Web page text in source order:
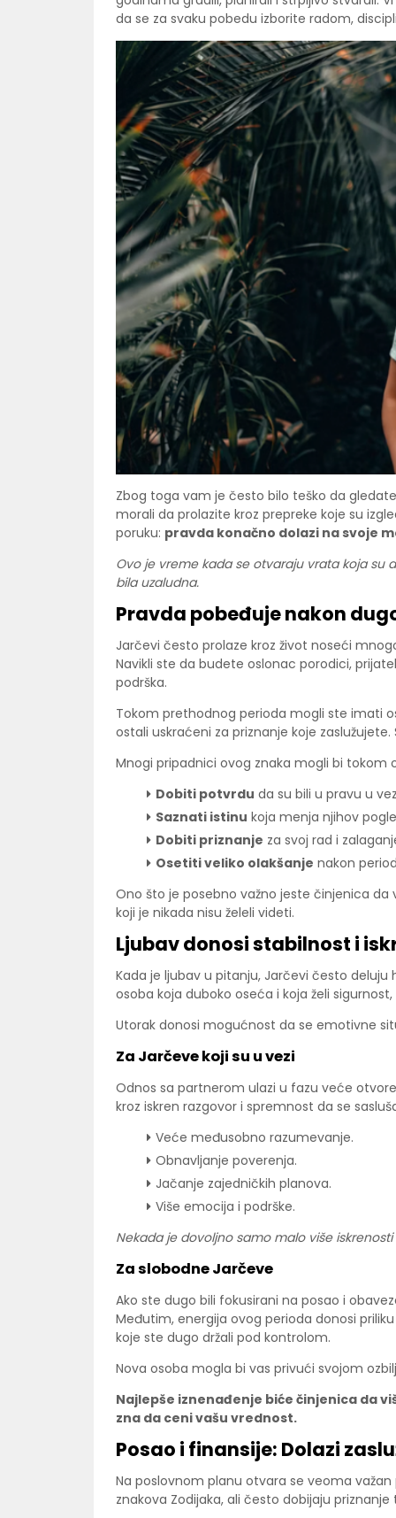
da se za svaku pobedu izborite radom,
Zbog toga vam je često bilo teško da
morali da prolazite kroz prepreke koje su
poruku: pravda konačno dolazi na svoje
Ovo je vreme kada se otvaraju vrata koja su
bila uzaludna.
Pravda pobeđuje nakon
Jarčevi često prolaze kroz život noseći
Navikli ste da budete oslonac porodici,
podrška.
Tokom prethodnog perioda mogli ste imati
ostali uskraćeni za priznanje koje
Mnogi pripadnici ovog znaka mogli bi tokom
Dobiti potvrdu da su bili u pravu u
Saznati istinu koja menja njihov
Dobiti priznanje za svoj rad i
Osetiti veliko olakšanje nakon
Ono što je posebno važno jeste činjenica
koji je nikada nisu želeli videti.
Ljubav donosi stabilnost i
Kada je ljubav u pitanju, Jarčevi često deluju
osoba koja duboko oseća i koja želi
Utorak donosi mogućnost da se emotivne
Za Jarčeve koji su u vezi
Odnos sa partnerom ulazi u fazu veće
kroz iskren razgovor i spremnost da se
Veće međusobno razumevanje.
Obnavljanje poverenja.
Jačanje zajedničkih planova.
Više emocija i podrške.
Nekada je dovoljno samo malo više
Za slobodne Jarčeve
Ako ste dugo bili fokusirani na posao i
Međutim, energija ovog perioda donosi
koje ste dugo držali pod kontrolom.
Nova osoba mogla bi vas privući svojom
Najlepše iznenađenje biće činjenica da
zna da ceni vašu vrednost.
Posao i finansije: Dolazi
Na poslovnom planu otvara se veoma
znakova Zodijaka, ali često dobijaju